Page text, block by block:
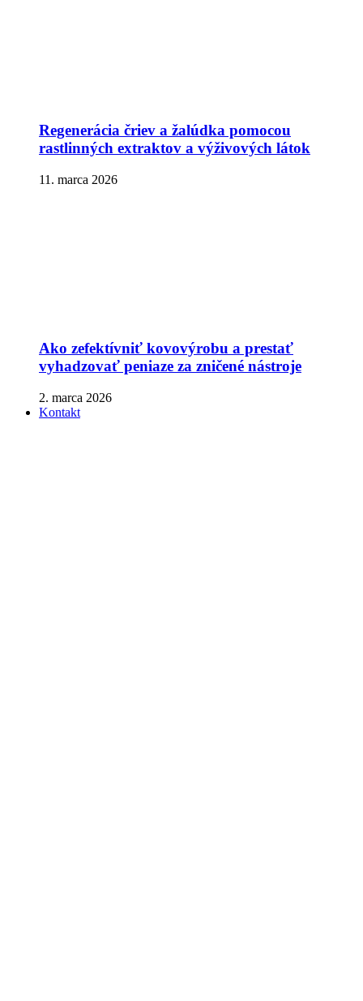
Regenerácia čriev a žalúdka pomocou
rastlinných extraktov a výživových látok
11. marca 2026
Ako zefektívniť kovovýrobu a prestať
vyhadzovať peniaze za zničené nástroje
2. marca 2026
Kontakt